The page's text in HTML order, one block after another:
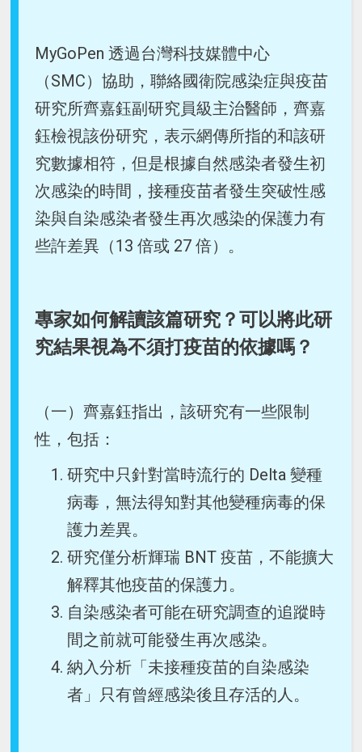
MyGoPen 透過台灣科技媒體中心
（SMC）協助，聯絡國衛院感染症與疫苗
研究所齊嘉鈺副研究員級主治醫師，齊嘉
鈺檢視該份研究，表示網傳所指的和該研
究數據相符，但是根據自然感染者發生初
次感染的時間，接種疫苗者發生突破性感
染與自染感染者發生再次感染的保護力有
些許差異（13 倍或 27 倍）。
專家如何解讀該篇研究？可以將此研
究結果視為不須打疫苗的依據嗎？
（一）齊嘉鈺指出，該研究有一些限制
性，包括：
研究中只針對當時流行的 Delta 變種
病毒，無法得知對其他變種病毒的保
護力差異。
研究僅分析輝瑞 BNT 疫苗，不能擴大
解釋其他疫苗的保護力。
自染感染者可能在研究調查的追蹤時
間之前就可能發生再次感染。
納入分析「未接種疫苗的自染感染
者」只有曾經感染後且存活的人。